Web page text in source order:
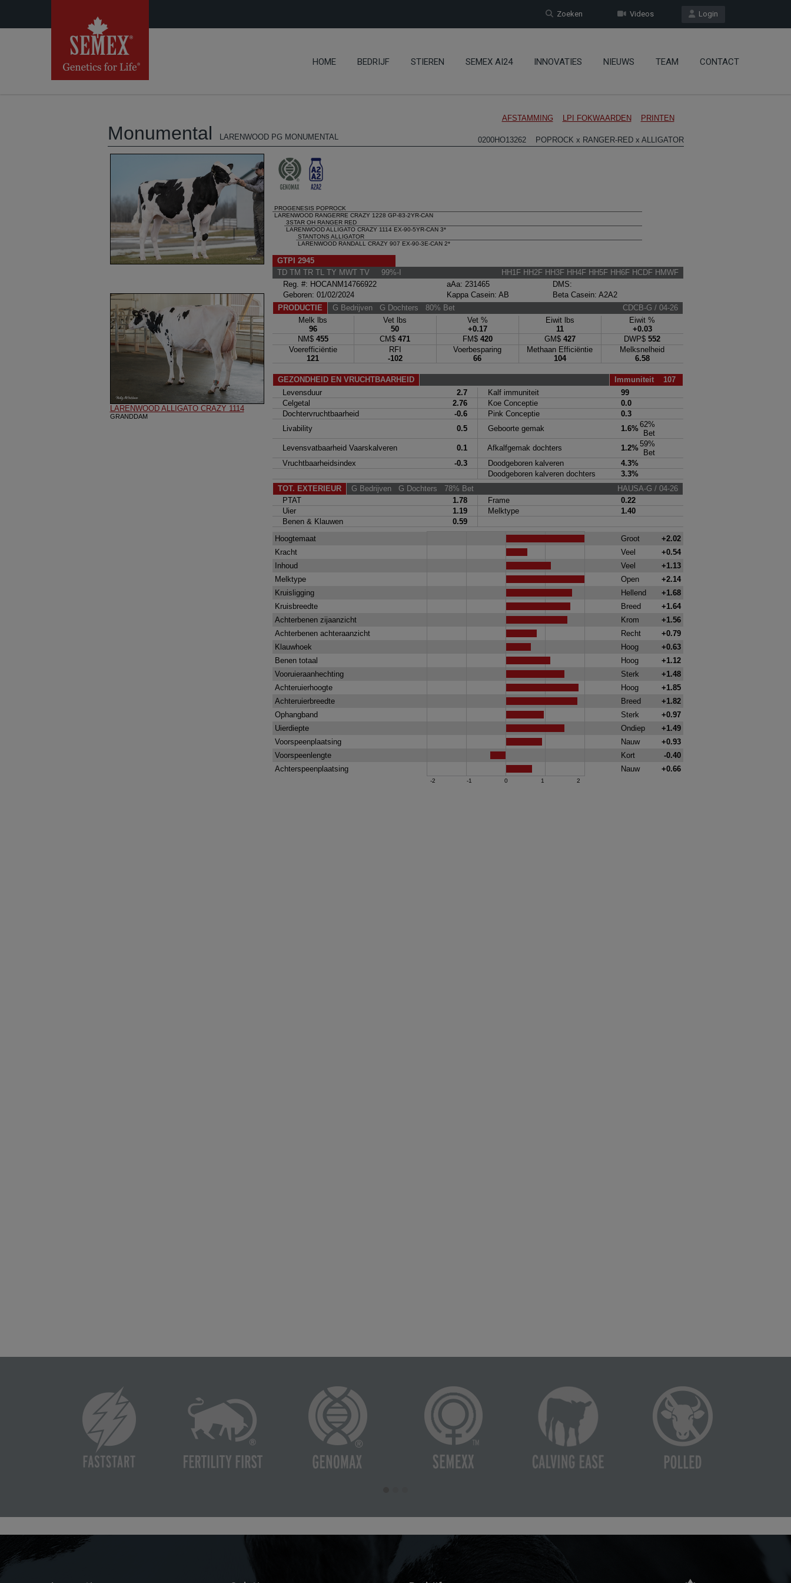
Login
Videos
Zoeken
HOME BEDRIJF STIEREN SEMEX AI24 INNOVATIES NIEUWS TEAM CONTACT